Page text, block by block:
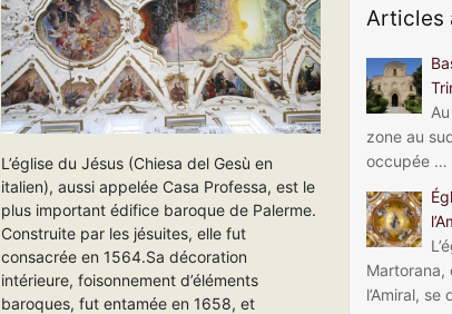
L’église du Jésus (Chiesa del Gesù en
italien), aussi appelée Casa Professa, est le
plus important édifice baroque de Palerme.
Construite par les jésuites, elle fut
consacrée en 1564.Sa décoration
intérieure, foisonnement d’éléments
baroques, fut entamée en 1658, et
Articles
zone au
occupée …
Martorana,
l’Amiral,